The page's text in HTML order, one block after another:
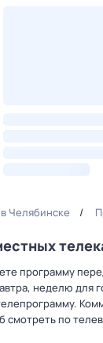
Челябинске
программу
неделю для
по